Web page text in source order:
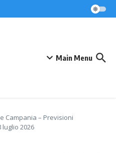
Main Menu
Campania – Previsioni
2026